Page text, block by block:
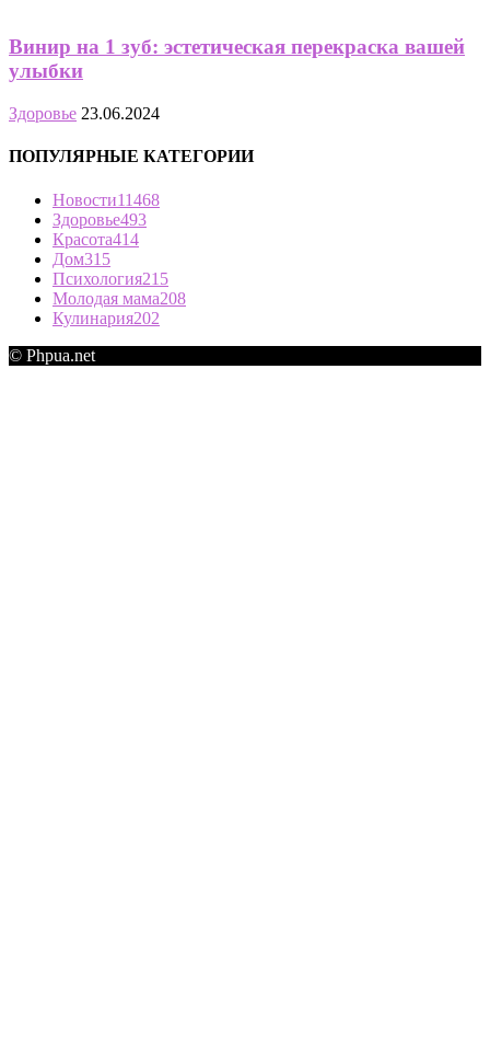
Винир на 1 зуб: эстетическая перекраска вашей
улыбки
Здоровье 23.06.2024
ПОПУЛЯРНЫЕ КАТЕГОРИИ
Новости11468
Здоровье493
Красота414
Дом315
Психология215
Молодая мама208
Кулинария202
© Phpua.net